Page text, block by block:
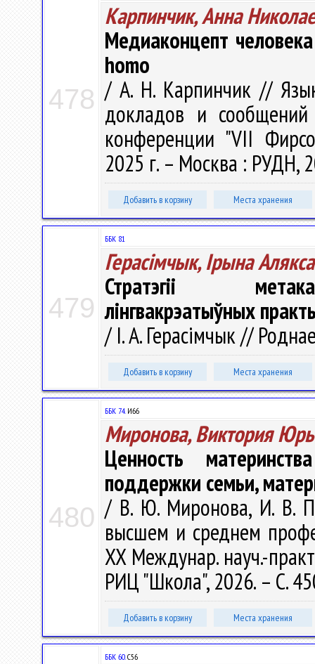
478
Карпинчик, Анна
Медиаконцепт
homo
/ А. Н. Карпинчик //
докладов и сообщений
конференции "VII
2025 г. – Москва : РУДН,
Добавить в корзину Места хранения
479
ББК 81
Герасімчык, Ірына
Стратэгіі
лінгвакрэатыўных
/ І. А. Герасімчык //
Добавить в корзину Места хранения
480
ББК 74.И66
Миронова, Виктория
Ценность
поддержки семьи,
/ В. Ю. Миронова, И. В.
высшем и среднем
XX Междунар. науч.-
РИЦ "Школа", 2026. – С.
Добавить в корзину Места хранения
ББК 60.С56